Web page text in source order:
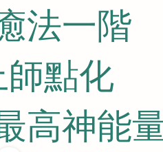
法一階
點化
高神能